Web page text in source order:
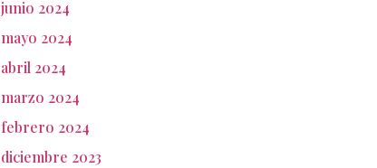
junio 2024
mayo 2024
abril 2024
marzo 2024
febrero 2024
diciembre 2023